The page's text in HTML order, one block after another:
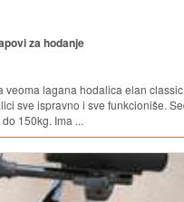
za hodanje
veoma lagana hodalica elan
sve ispravno i sve funkcioniše.
150kg. Ima ...